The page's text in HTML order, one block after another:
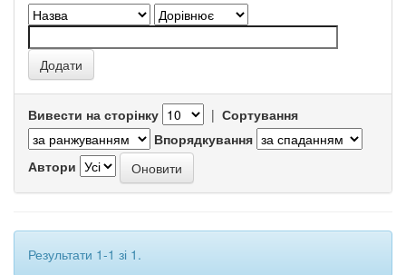
Вивести на сторінку | Сортування
Впорядкування
Автори
Результати 1-1 зі 1.